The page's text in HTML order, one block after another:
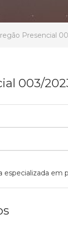
Presencial
003/
especializada em